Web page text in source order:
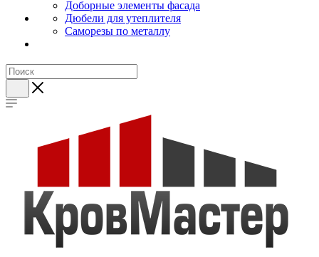
Доборные элементы фасада
Дюбели для утеплителя
Саморезы по металлу